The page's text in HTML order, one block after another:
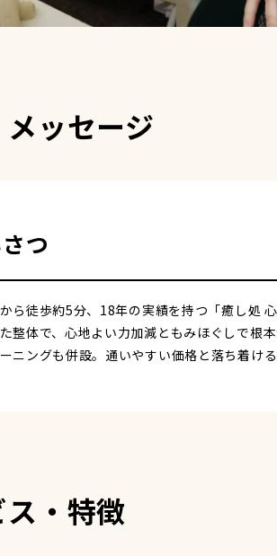
ッセージ
つ
ら徒歩約5分、18年の実績を持つ「癒し処
整体で、心地よい力加減ともみほぐしで根
ニングも併設。通いやすい価格と落ち着け
・特徴